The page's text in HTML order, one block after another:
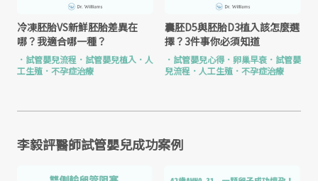
冷凍胚胎VS新鮮胚胎差異在
哪？我適合哪一種？
． 試管嬰兒流程 ． 試管嬰兒植入 ． 人
工生殖 ． 不孕症治療
囊胚D5與胚胎D3植入該怎麼選
擇？3件事你必須知道
． 試管嬰兒心得 ． 卵巢早衰 ． 試管嬰
兒流程 ． 人工生殖 ． 不孕症治療
李毅評醫師試管嬰兒成功案例